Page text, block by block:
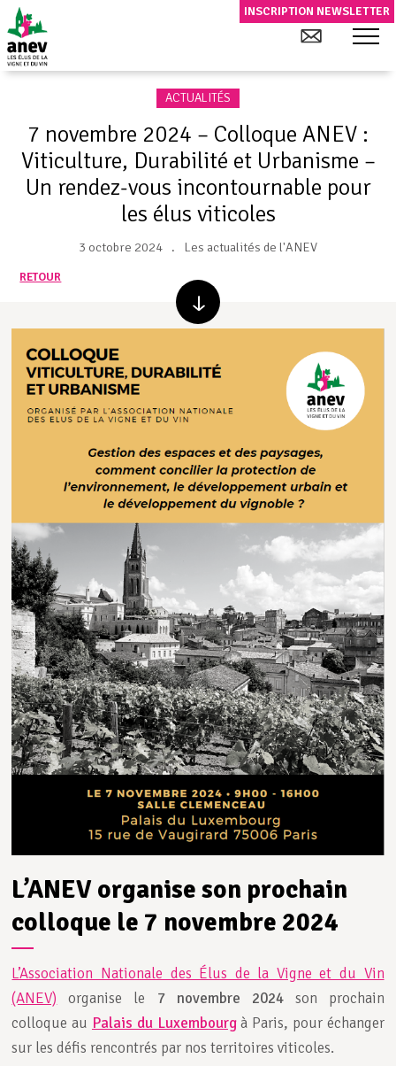
INSCRIPTION NEWSLETTER
ACTUALITÉS
7 novembre 2024 – Colloque ANEV :
Viticulture, Durabilité et Urbanisme –
Un rendez-vous incontournable pour
les élus viticoles
3 octobre 2024 Les actualités de l'ANEV
RETOUR
L’ANEV organise son prochain
colloque le 7 novembre 2024
L’Association Nationale des Élus de la Vigne et du Vin
(ANEV) organise le 7 novembre 2024son prochain
colloque au Palais du Luxembourgà Paris, pour échanger
sur les défis rencontrés par nos territoires viticoles.